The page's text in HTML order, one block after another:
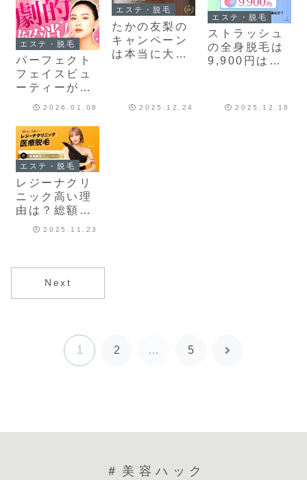
エステ・脱毛
パーフェクト
フェイスビュ
ーティーが
相は？
2026.01.08
エステ・脱毛
たかの友梨の
キャンペーン
は本当に大丈
2025.12.24
エステ・脱毛
ストラッシュ
の全身脱毛は
9,900円は本
解説
2025.12.18
エステ・脱毛
レジーナクリ
ニック高い理
由は？総額・
サービス・設
2025.11.23
Next
1 2 … 5
次
＃美容ハック